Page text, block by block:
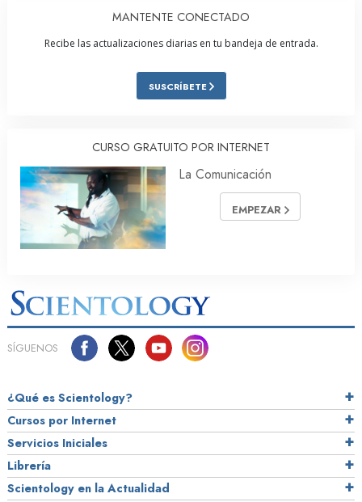
MANTENTE CONECTADO
Recibe las actualizaciones diarias en tu bandeja de entrada.
SUSCRÍBETE
CURSO GRATUITO POR INTERNET
La Comunicación
EMPEZAR
SÍGUENOS
¿Qué es Scientology?
Cursos por Internet
Servicios Iniciales
Librería
Scientology en la Actualidad